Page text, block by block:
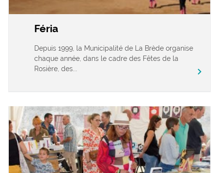
Féria
Depuis 1999, la Municipalité de La Brède organise
chaque année, dans le cadre des Fêtes de la
Rosière, des...
chevron_right